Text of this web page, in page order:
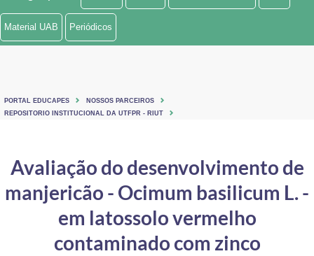
Ministério de Minas e Energia
Ministério do Turismo
Controladoria-Geral da União
Ministério da Mulher, da Família e dos Direitos Humanos
Material UAB Periódicos
PORTAL EDUCAPES
NOSSOS PARCEIROS
REPOSITORIO INSTITUCIONAL DA UTFPR - RIUT
Avaliação do desenvolvimento de
manjericão - Ocimum basilicum L. -
em latossolo vermelho
contaminado com zinco